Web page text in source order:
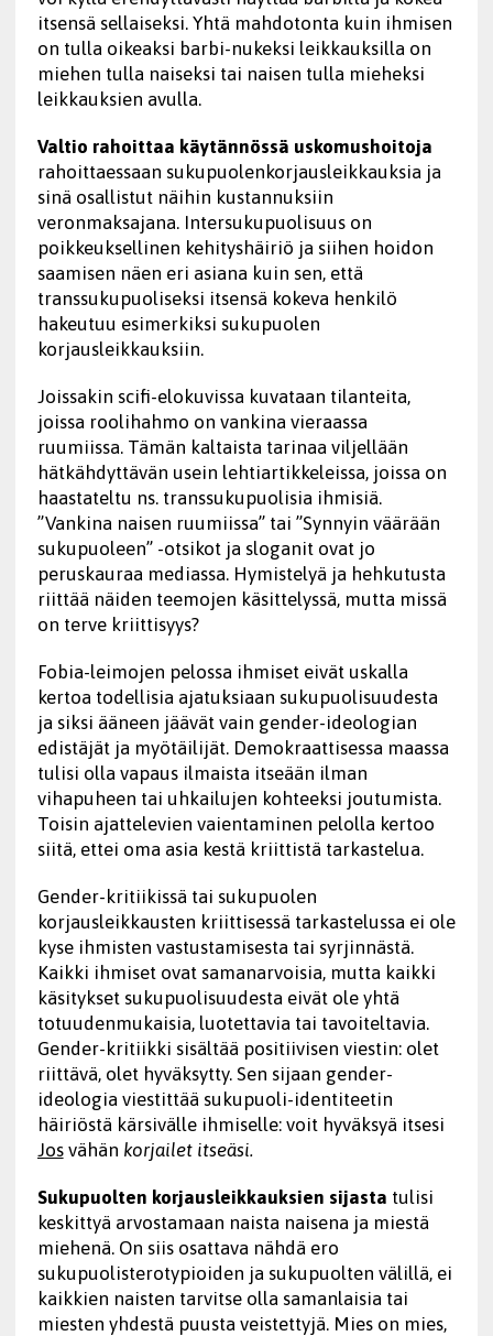
itsensä sellaiseksi. Yhtä mahdotonta kuin ihmisen
on tulla oikeaksi barbi-nukeksi leikkauksilla on
miehen tulla naiseksi tai naisen tulla mieheksi
leikkauksien avulla.
Valtio rahoittaa käytännössä uskomushoitoja
rahoittaessaan sukupuolenkorjausleikkauksia ja
sinä osallistut näihin kustannuksiin
veronmaksajana. Intersukupuolisuus on
poikkeuksellinen kehityshäiriö ja siihen hoidon
saamisen näen eri asiana kuin sen, että
transsukupuoliseksi itsensä kokeva henkilö
hakeutuu esimerkiksi sukupuolen
korjausleikkauksiin.
Joissakin scifi-elokuvissa kuvataan tilanteita,
joissa roolihahmo on vankina vieraassa
ruumiissa. Tämän kaltaista tarinaa viljellään
hätkähdyttävän usein lehtiartikkeleissa, joissa on
haastateltu ns. transsukupuolisia ihmisiä.
”Vankina naisen ruumiissa” tai ”Synnyin väärään
sukupuoleen” -otsikot ja sloganit ovat jo
peruskauraa mediassa. Hymistelyä ja hehkutusta
riittää näiden teemojen käsittelyssä, mutta missä
on terve kriittisyys?
Fobia-leimojen pelossa ihmiset eivät uskalla
kertoa todellisia ajatuksiaan sukupuolisuudesta
ja siksi ääneen jäävät vain gender-ideologian
edistäjät ja myötäilijät. Demokraattisessa maassa
tulisi olla vapaus ilmaista itseään ilman
vihapuheen tai uhkailujen kohteeksi joutumista.
Toisin ajattelevien vaientaminen pelolla kertoo
siitä, ettei oma asia kestä kriittistä tarkastelua.
Gender-kritiikissä tai sukupuolen
korjausleikkausten kriittisessä tarkastelussa ei ole
kyse ihmisten vastustamisesta tai syrjinnästä.
Kaikki ihmiset ovat samanarvoisia, mutta kaikki
käsitykset sukupuolisuudesta eivät ole yhtä
totuudenmukaisia, luotettavia tai tavoiteltavia.
Gender-kritiikki sisältää positiivisen viestin: olet
riittävä, olet hyväksytty. Sen sijaan gender-
ideologia viestittää sukupuoli-identiteetin
häiriöstä kärsivälle ihmiselle: voit hyväksyä itsesi
Josvähän korjailet itseäsi.
Sukupuolten korjausleikkauksien sijasta tulisi
keskittyä arvostamaan naista naisena ja miestä
miehenä. On siis osattava nähdä ero
sukupuolisterotypioiden ja sukupuolten välillä, ei
kaikkien naisten tarvitse olla samanlaisia tai
miesten yhdestä puusta veistettyjä. Mies on mies,